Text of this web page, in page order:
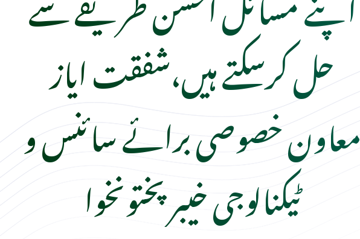
حل کرسکتے ہیں،شفقت ایاز
معاون خصوصی برائے سائنس و
ٹیکنالوجی خیبرپختونخوا